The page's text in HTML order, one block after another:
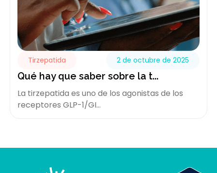
Tirzepatida 2 de octubre de 2025
Qué hay que saber sobre la t...
La tirzepatida es uno de los agonistas de los
receptores GLP-1/GI...